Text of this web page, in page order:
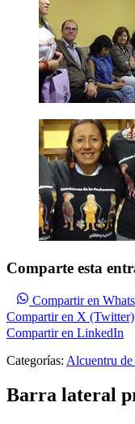
Comparte esta
Compartir en
Compartir en X (Twitter)
Compartir en LinkedIn
Categorías: Alcuentru de
Barra lateral